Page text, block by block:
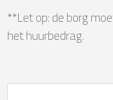
**Let op: de borg
het huurbedrag.